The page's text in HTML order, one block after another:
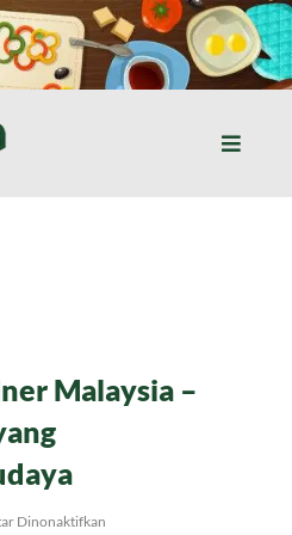
Toggle
Malaysia –
Dinonaktifkan